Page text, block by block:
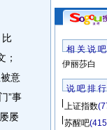
；
意
”事
屡
相 关 说 吧
伊丽莎白
说 吧 排 行
上证指数
苏醒吧